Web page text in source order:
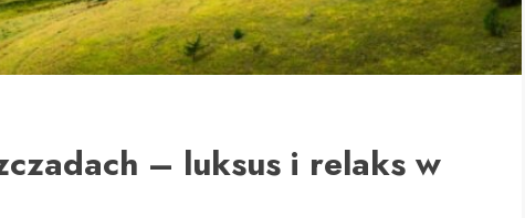
– luksus i relaks w